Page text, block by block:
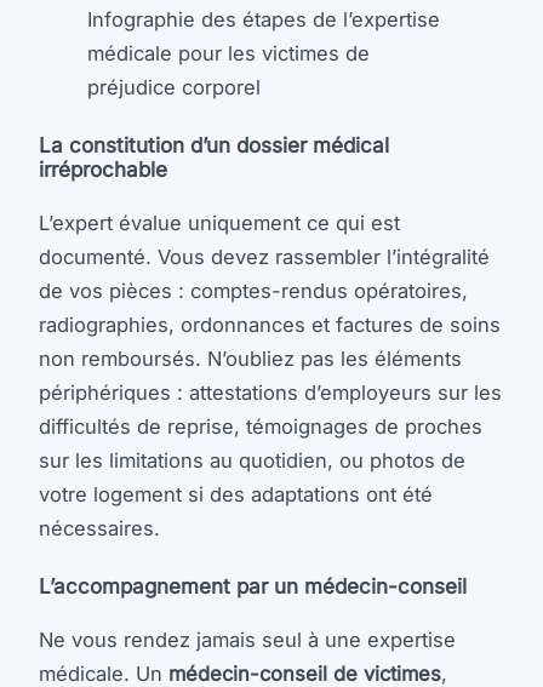
Infographie des étapes de l’expertise
médicale pour les victimes de
préjudice corporel
La constitution d’un dossier médical
irréprochable
L’expert évalue uniquement ce qui est
documenté. Vous devez rassembler l’intégralité
de vos pièces : comptes-rendus opératoires,
radiographies, ordonnances et factures de soins
non remboursés. N’oubliez pas les éléments
périphériques : attestations d’employeurs sur les
difficultés de reprise, témoignages de proches
sur les limitations au quotidien, ou photos de
votre logement si des adaptations ont été
nécessaires.
L’accompagnement par un médecin-conseil
Ne vous rendez jamais seul à une expertise
médicale. Un médecin-conseil de victimes,